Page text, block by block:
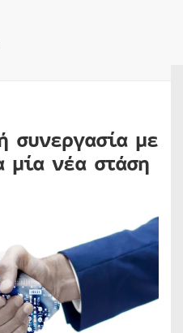
συνεργασία με
νέα στάση